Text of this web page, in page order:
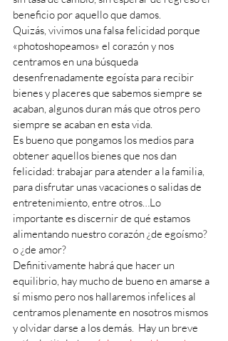
beneficio por aquello que damos.
Quizás, vivimos una falsa felicidad porque
«photoshopeamos» el corazón y nos
centramos en una búsqueda
desenfrenadamente egoísta para recibir
bienes y placeres que sabemos siempre se
acaban, algunos duran más que otros pero
siempre se acaban en esta vida.
Es bueno que pongamos los medios para
obtener aquellos bienes que nos dan
felicidad: trabajar para atender a la familia,
para disfrutar unas vacaciones o salidas de
entretenimiento, entre otros…Lo
importante es discernir de qué estamos
alimentando nuestro corazón ¿de egoísmo?
o ¿de amor?
Definitivamente habrá que hacer un
equilibrio, hay mucho de bueno en amarse a
sí mismo pero nos hallaremos infelices al
centramos plenamente en nosotros mismos
y olvidar darse a los demás.  Hay un breve